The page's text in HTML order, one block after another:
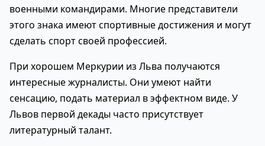
военными командирами. Многие представители
этого знака имеют спортивные достижения и могут
сделать спорт своей профессией.
При хорошем Меркурии из Льва получаются
интересные журналисты. Они умеют найти
сенсацию, подать материал в эффектном виде. У
Львов первой декады часто присутствует
литературный талант.